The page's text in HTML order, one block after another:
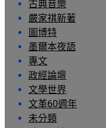
古典音樂
嚴家祺新著
圖博特
墨爾本夜語
專文
政經論壇
文學世界
文革60週年
未分類